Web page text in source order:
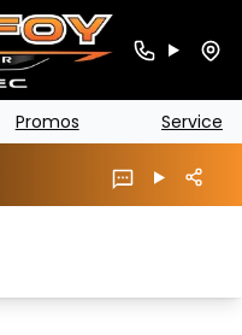
Promos Service